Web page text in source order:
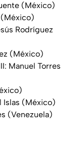
(México)
Rodríguez
(México)
Manuel Torres
Islas (México)
(Venezuela)